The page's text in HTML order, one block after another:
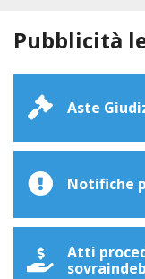
Pubblicità
Aste
Notifiche
Atti